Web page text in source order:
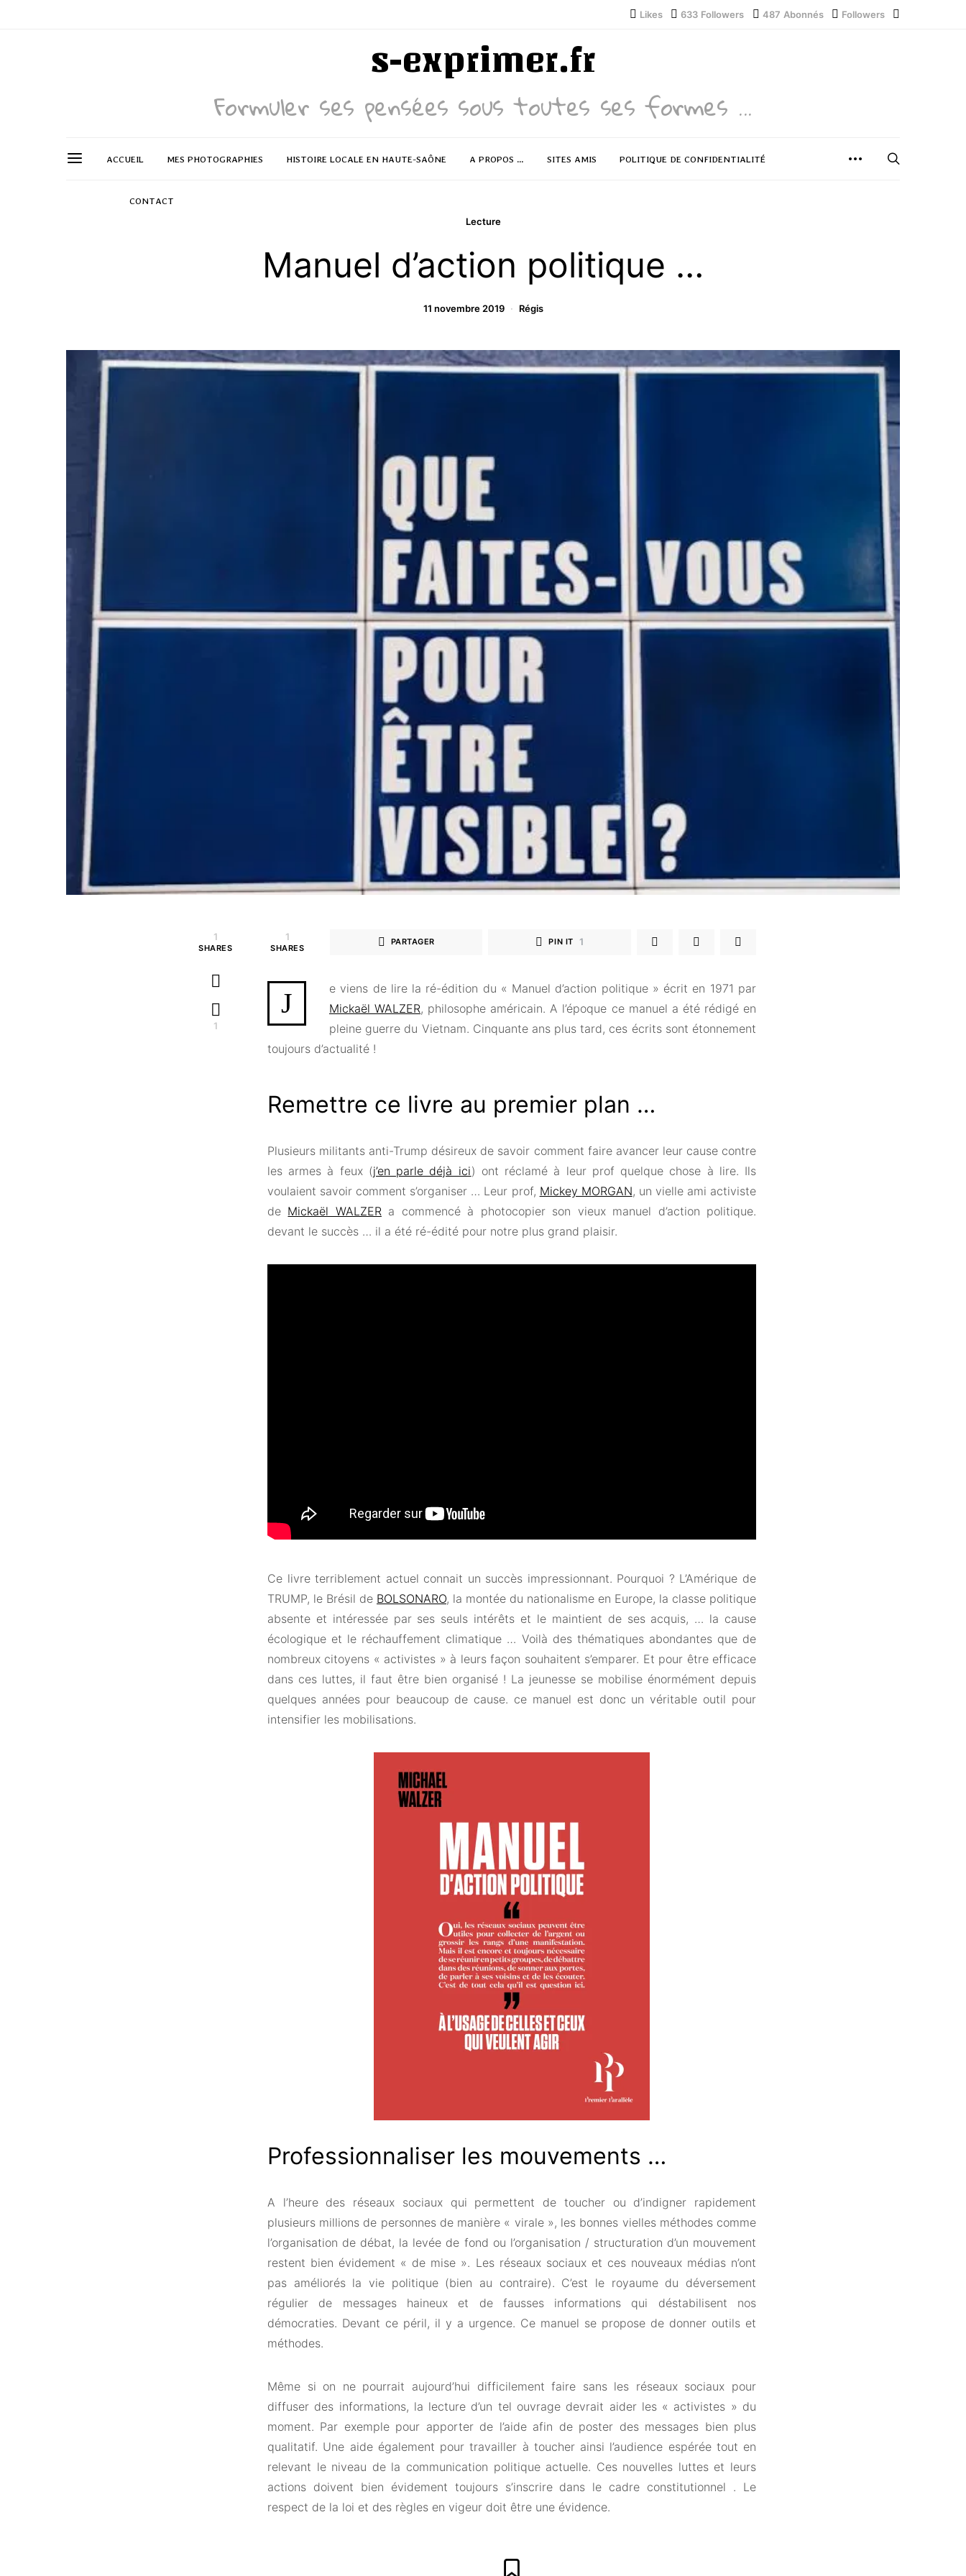
Likes 633 Followers 487 Abonnés Followers
s-exprimer.fr
Formuler ses pensées sous toutes ses formes ...
ACCUEIL MES PHOTOGRAPHIES HISTOIRE LOCALE EN HAUTE-SAÔNE A PROPOS … SITES AMIS POLITIQUE DE CONFIDENTIALITÉ
CONTACT
Lecture
Manuel d’action politique …
11 novembre 2019 Régis
1
SHARES
1
1
SHARES
PARTAGER PIN IT 1
J
e viens de lire la ré-édition du « Manuel d’action politique » écrit en 1971 par
Mickaël WALZER, philosophe américain. A l’époque ce manuel a été rédigé en
pleine guerre du Vietnam. Cinquante ans plus tard, ces écrits sont étonnement
toujours d’actualité !
Remettre ce livre au premier plan …
Plusieurs militants anti-Trump désireux de savoir comment faire avancer leur cause contre
les armes à feux (j’en parle déjà ici) ont réclamé à leur prof quelque chose à lire. Ils
voulaient savoir comment s’organiser … Leur prof, Mickey MORGAN, un vielle ami activiste
de Mickaël WALZER a commencé à photocopier son vieux manuel d’action politique.
devant le succès … il a été ré-édité pour notre plus grand plaisir.
Ce livre terriblement actuel connait un succès impressionnant. Pourquoi ? L’Amérique de
TRUMP, le Brésil de BOLSONARO, la montée du nationalisme en Europe, la classe politique
absente et intéressée par ses seuls intérêts et le maintient de ses acquis, … la cause
écologique et le réchauffement climatique … Voilà des thématiques abondantes que de
nombreux citoyens « activistes » à leurs façon souhaitent s’emparer. Et pour être efficace
dans ces luttes, il faut être bien organisé ! La jeunesse se mobilise énormément depuis
quelques années pour beaucoup de cause. ce manuel est donc un véritable outil pour
intensifier les mobilisations.
Professionnaliser les mouvements …
A l’heure des réseaux sociaux qui permettent de toucher ou d’indigner rapidement
plusieurs millions de personnes de manière « virale », les bonnes vielles méthodes comme
l’organisation de débat, la levée de fond ou l’organisation / structuration d’un mouvement
restent bien évidement « de mise ». Les réseaux sociaux et ces nouveaux médias n’ont
pas améliorés la vie politique (bien au contraire). C’est le royaume du déversement
régulier de messages haineux et de fausses informations qui déstabilisent nos
démocraties. Devant ce péril, il y a urgence. Ce manuel se propose de donner outils et
méthodes.
Même si on ne pourrait aujourd’hui difficilement faire sans les réseaux sociaux pour
diffuser des informations, la lecture d’un tel ouvrage devrait aider les « activistes » du
moment. Par exemple pour apporter de l’aide afin de poster des messages bien plus
qualitatif. Une aide également pour travailler à toucher ainsi l’audience espérée tout en
relevant le niveau de la communication politique actuelle. Ces nouvelles luttes et leurs
actions doivent bien évidement toujours s’inscrire dans le cadre constitutionnel . Le
respect de la loi et des règles en vigeur doit être une évidence.